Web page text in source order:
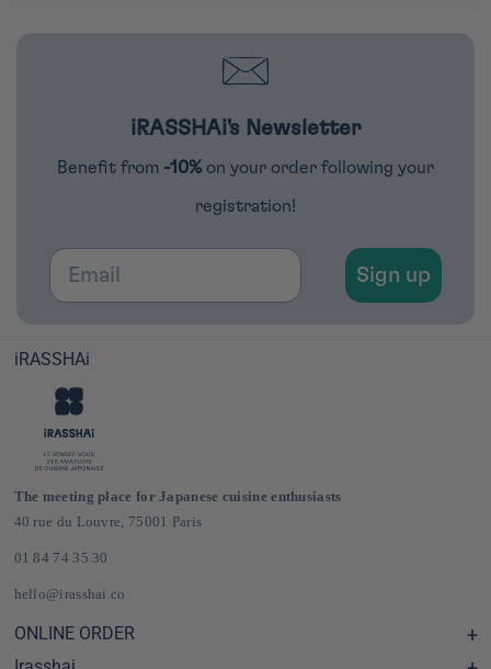
iRASSHAi's Newsletter
Benefit from -10% on your order following your
registration!
Email
Sign up
iRASSHAi
The meeting place for Japanese cuisine enthusiasts
40 rue du Louvre, 75001 Paris
01 84 74 35 30
hello@irasshai.co
ONLINE ORDER
Help Center & FAQ